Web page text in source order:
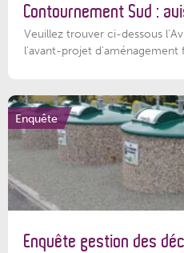
Contournement Sud :
Veuillez trouver ci-dessous
l'avant-projet d'aménagement
Enquête
Enquête gestion des